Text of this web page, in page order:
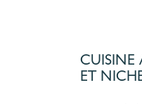
CUISINE
ET